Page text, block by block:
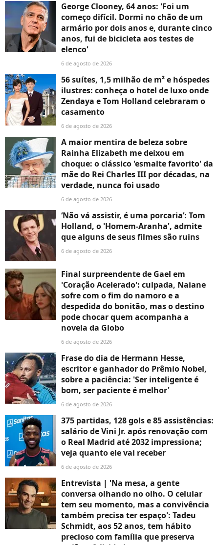
George Clooney, 64 anos: 'Foi um
começo difícil. Dormi no chão de um
armário por dois anos e, durante cinco
anos, fui de bicicleta aos testes de
elenco'
6 de agosto de 2026
56 suítes, 1,5 milhão de m² e hóspedes
ilustres: conheça o hotel de luxo onde
Zendaya e Tom Holland celebraram o
casamento
6 de agosto de 2026
A maior mentira de beleza sobre
Rainha Elizabeth me deixou em
choque: o clássico 'esmalte favorito' da
mãe do Rei Charles III por décadas, na
verdade, nunca foi usado
6 de agosto de 2026
‘Não vá assistir, é uma porcaria’: Tom
Holland, o 'Homem-Aranha', admite
que alguns de seus filmes são ruins
6 de agosto de 2026
Final surpreendente de Gael em
'Coração Acelerado': culpada, Naiane
sofre com o fim do namoro e a
despedida do bonitão, mas o destino
pode chocar quem acompanha a
novela da Globo
6 de agosto de 2026
Frase do dia de Hermann Hesse,
escritor e ganhador do Prêmio Nobel,
sobre a paciência: 'Ser inteligente é
bom, ser paciente é melhor'
6 de agosto de 2026
375 partidas, 128 gols e 85 assistências:
salário de Vini Jr. após renovação com
o Real Madrid até 2032 impressiona;
veja quanto ele vai receber
6 de agosto de 2026
Entrevista | 'Na mesa, a gente
conversa olhando no olho. O celular
tem seu momento, mas a convivência
também precisa ter espaço': Tadeu
Schmidt, aos 52 anos, tem hábito
precioso com família que preserva